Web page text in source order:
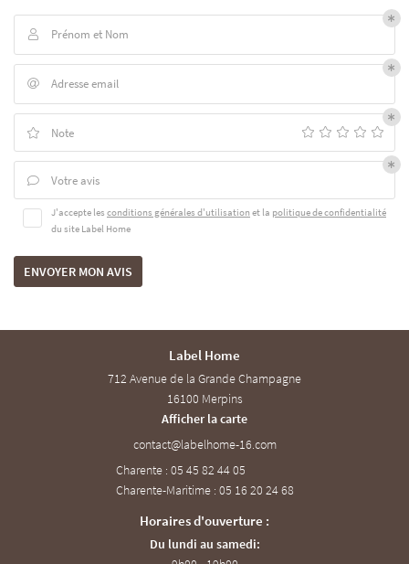
ACTUALITÉS
AVIS
CONTACT
INSCRIPTION
Rejoignez-
 Prénom et Nom
 Adresse email
 Note
 Votre avis
J'accepte les conditions générales d'utilisation et la politique de confidentialité
du site Label Home
ENVOYER MON AVIS
Label Home
712 Avenue de la Grande Champagne
16100 Merpins
Afficher la carte
Charente : 05 45 82 44 05
Charente-Maritime : 05 16 20 24 68
Horaires d'ouverture :
Du lundi au samedi: